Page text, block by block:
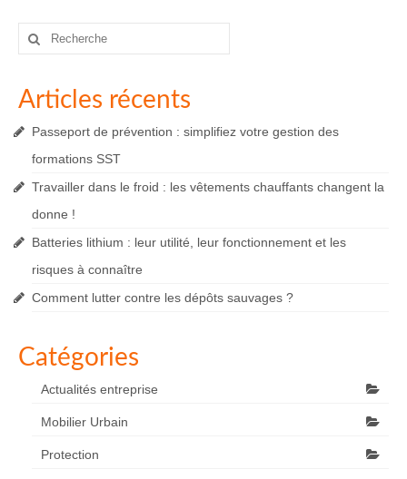
Rechercher
Articles récents
Passeport de prévention : simplifiez votre gestion des
formations SST
Travailler dans le froid : les vêtements chauffants changent la
donne !
Batteries lithium : leur utilité, leur fonctionnement et les
risques à connaître
Comment lutter contre les dépôts sauvages ?
Catégories
Actualités entreprise
Mobilier Urbain
Protection